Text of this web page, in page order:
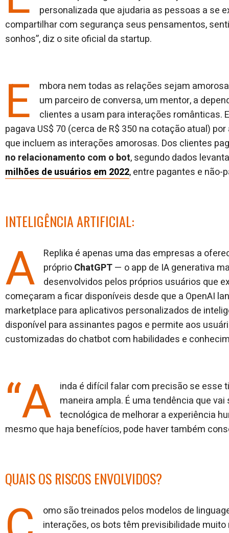
personalizada que ajudaria as pessoas a se
compartilhar com segurança seus pensamentos,
sonhos”, diz o site oficial da startup.
E
mbora nem todas as relações sejam
um parceiro de conversa, um mentor, a
clientes a usam para interações românticas.
pagava US$ 70 (cerca de R$ 350 na cotação atual)
que incluem as interações amorosas. Dos clientes
no relacionamento com o bot, segundo dados
milhões de usuários em 2022, entre pagantes e não-
INTELIGÊNCIA ARTIFICIAL:
A
Replika é apenas uma das empresas a
próprioChatGPT— o app de IA generativa
desenvolvidos pelos próprios usuários que
começaram a ficar disponíveis desde que a OpenAI
marketplace para aplicativos personalizados de
disponível para assinantes pagos e permite aos
customizadas do chatbot com habilidades e
“A
inda é difícil falar com precisão se esse
maneira ampla. É uma tendência que
tecnológica de melhorar a experiência
mesmo que haja benefícios, pode haver também
QUAIS OS RISCOS ENVOLVIDOS?
omo são treinados pelos modelos de
interações, os bots têm previsibilidade